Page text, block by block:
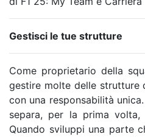
Gestisci le tue strutture
Come proprietario della
gestire molte delle strutture
con una responsabilità
separa, per la prima
Quando sviluppi una parte